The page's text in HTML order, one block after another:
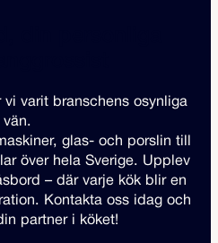
varit branschens osynliga
vän.
glas- och porslin till
över hela Sverige. Upplev
– där varje kök blir en
Kontakta oss idag och
partner i köket!